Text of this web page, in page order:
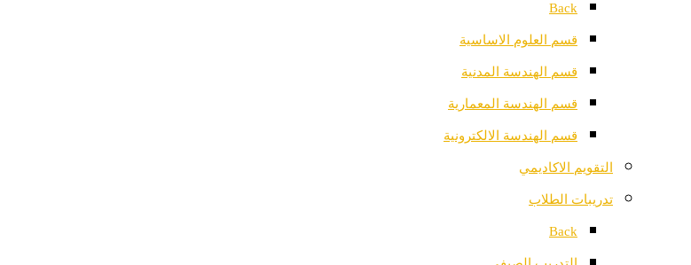
Back
قسم العلوم الاساسية
قسم الهندسة المدنية
قسم الهندسة المعمارية
قسم الهندسة الالكترونية
التقويم الاكاديمي
تدريبات الطلاب
Back